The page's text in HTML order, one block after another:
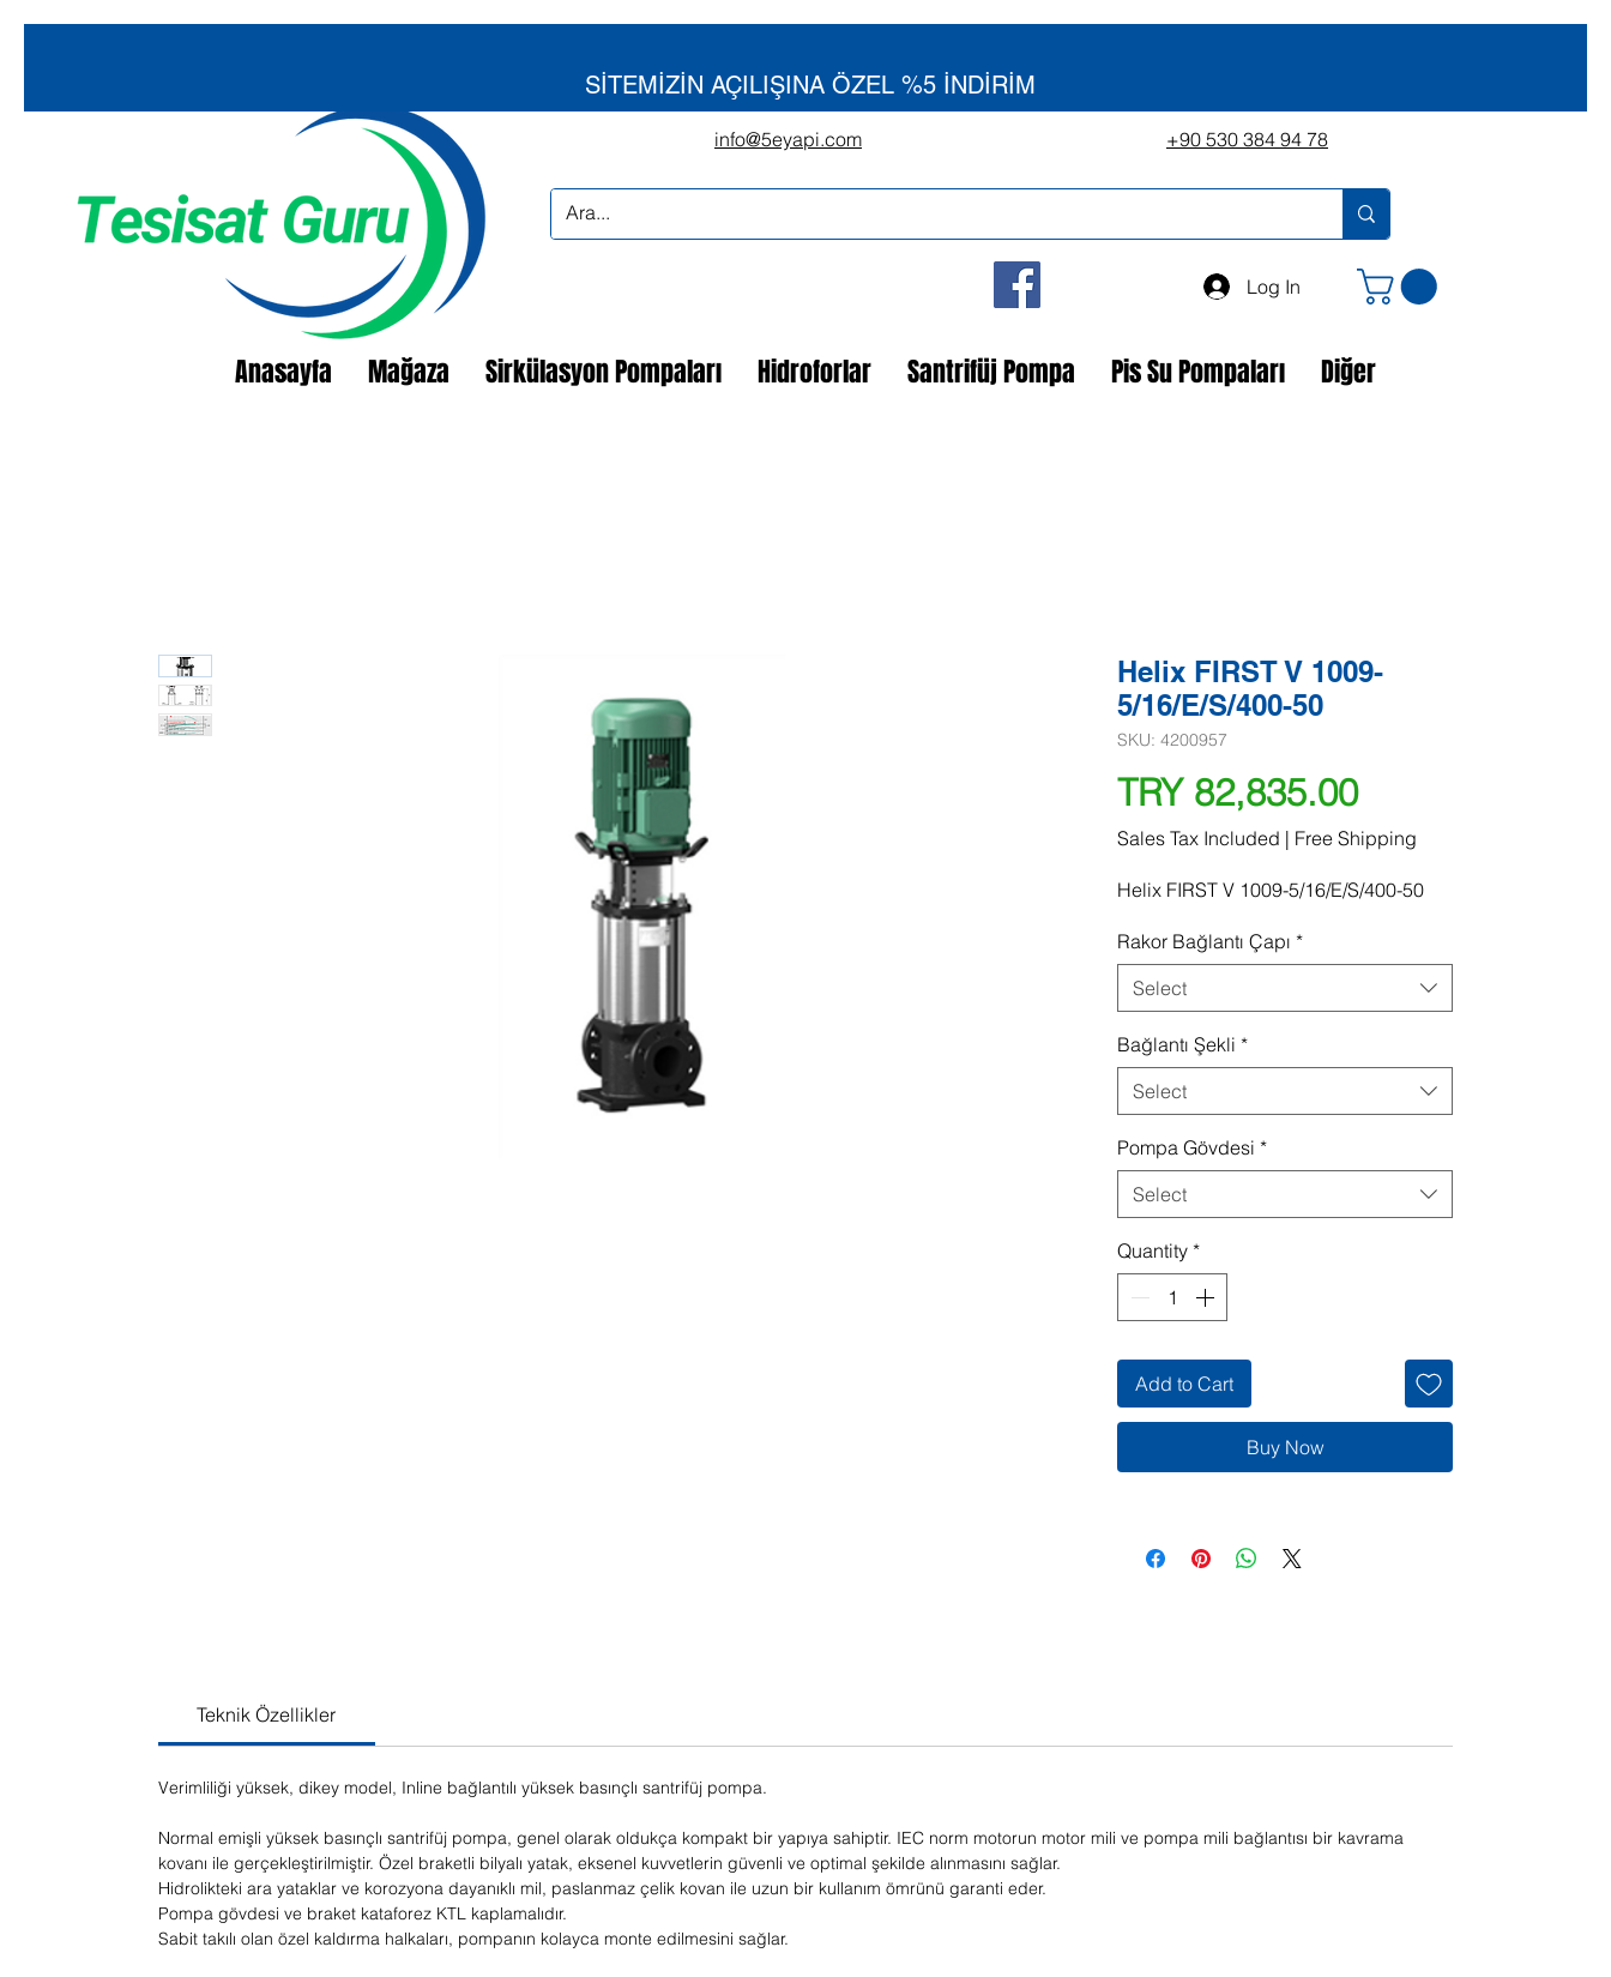
SİTEMİZİN AÇILIŞINA ÖZEL %5 İNDİRİM
Log In
Anasayfa Mağaza Sirkülasyon Pompaları Hidroforlar Santrifüj Pompa Pis Su Pompaları Diğer
+90 530 384 94 78
info@5eyapi.com
Helix FIRST V 1009-
5/16/E/S/400-50
SKU: 4200957
TRY 82,835.00Price
Sales Tax Included | Free Shipping
Helix FIRST V 1009-5/16/E/S/400-50
Rakor Bağlantı Çapı *
Select
Bağlantı Şekli *
Select
Pompa Gövdesi *
Select
Quantity *
Add to Cart
Buy Now
Teknik Özellikler
Verimliliği yüksek, dikey model, Inline bağlantılı yüksek basınçlı santrifüj pompa.
Normal emişli yüksek basınçlı santrifüj pompa, genel olarak oldukça kompakt bir yapıya sahiptir. IEC norm motorun motor mili ve pompa mili bağlantısı bir kavrama
kovanı ile gerçekleştirilmiştir. Özel braketli bilyalı yatak, eksenel kuvvetlerin güvenli ve optimal şekilde alınmasını sağlar.
Hidrolikteki ara yataklar ve korozyona dayanıklı mil, paslanmaz çelik kovan ile uzun bir kullanım ömrünü garanti eder.
Pompa gövdesi ve braket kataforez KTL kaplamalıdır.
Sabit takılı olan özel kaldırma halkaları, pompanın kolayca monte edilmesini sağlar.